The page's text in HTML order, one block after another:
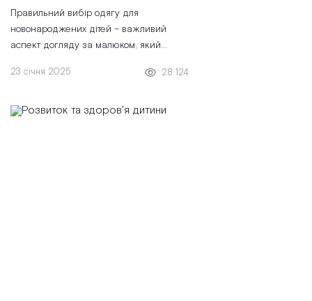
Правильний вибір одягу для
новонароджених дітей – важливий
аспект догляду за малюком, який
Немовлята ще не вміють самостійно
23 січня 2025 28 124